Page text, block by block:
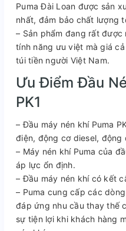
Puma Đài Loan được sản
nhất, đảm bảo chất lượng
– Sản phẩm đang rất
tính năng ưu việt mà giá
túi tiền người Việt Nam.
Ưu Điểm Đầu
PK1
– Đầu máy nén khí Puma
điện, động cơ diesel, động
– Máy nén khí Puma của
áp lực ổn định.
– Đầu máy nén khí có kết
– Puma cung cấp các
đáp ứng nhu cầu thay thế
sự tiện lợi khi khách hàng